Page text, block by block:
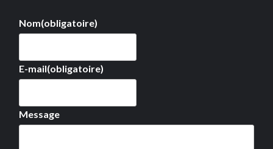
Nom(obligatoire)
E-mail(obligatoire)
Message